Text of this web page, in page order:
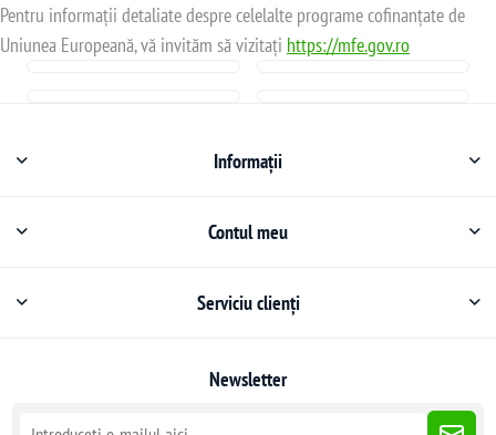
Pentru informații detaliate despre celelalte programe cofinanțate de
Uniunea Europeană, vă invităm să vizitați https://mfe.gov.ro
Informații
Contul meu
Serviciu clienți
Newsletter